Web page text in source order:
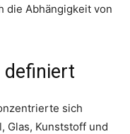
die Abhängigkeit von
definiert
sich
Glas, Kunststoff und